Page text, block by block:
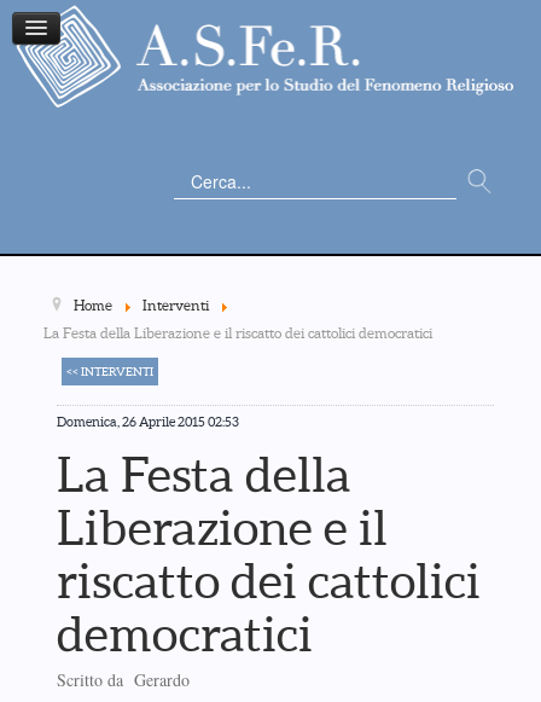
Cerca...
Home
Interventi
La Festa della Liberazione e il riscatto dei cattolici democratici
<< INTERVENTI
Domenica, 26 Aprile 2015 02:53
La Festa della
Liberazione e il
riscatto dei cattolici
democratici
Scritto da Gerardo